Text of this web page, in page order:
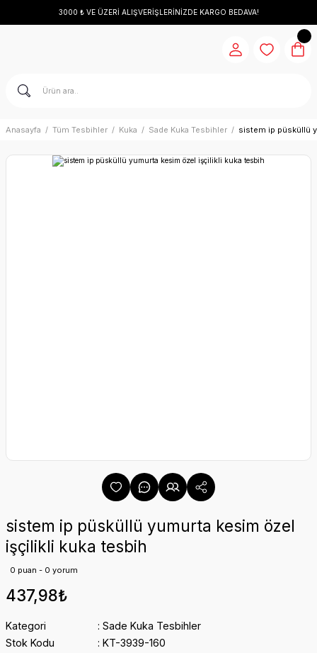
3000 ₺ VE ÜZERİ ALIŞVERİŞLERİNİZDE KARGO BEDAVA!
Anasayfa Tüm Tesbihler Kuka Sade Kuka Tesbihler sistem ip püsküllü
sistem ip püsküllü yumurta kesim özel
işçilikli kuka tesbih
0 puan - 0 yorum
437,98₺
Kategori
Sade Kuka Tesbihler
Stok Kodu
KT-3939-160